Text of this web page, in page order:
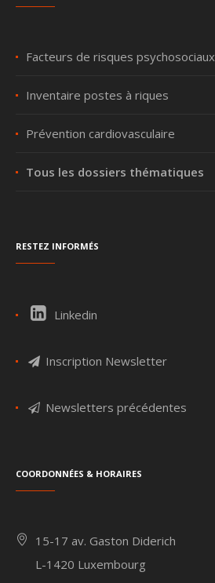
Facteurs de risques psychosociaux
Inventaire postes à riques
Prévention cardiovasculaire
Tous les dossiers thématiques
Restez informés
Linkedin
Inscription Newsletter
Newsletters précédentes
Coordonnées & Horaires
15-17 av. Gaston Diderich
L-1420 Luxembourg